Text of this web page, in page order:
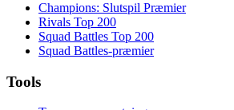
Champions: Slutspil Præmier
Rivals Top 200
Squad Battles Top 200
Squad Battles-præmier
Tools